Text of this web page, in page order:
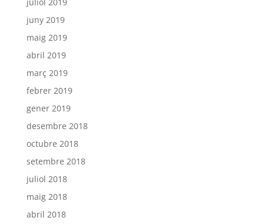
juny 2019
maig 2019
abril 2019
març 2019
febrer 2019
gener 2019
desembre 2018
octubre 2018
setembre 2018
juliol 2018
maig 2018
abril 2018